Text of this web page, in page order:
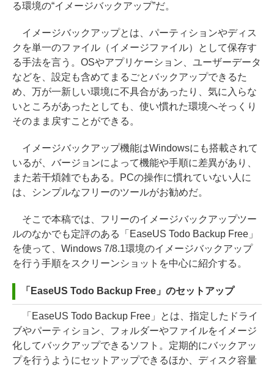
る環境の“イメージバックアップ”だ。
イメージバックアップとは、パーティションやディス
クを単一のファイル（イメージファイル）として保存す
る手法を言う。OSやアプリケーション、ユーザーデータ
などを、設定も含めてまるごとバックアップできるた
め、万が一新しい環境に不具合があったり、気に入らな
いところがあったとしても、使い慣れた環境へそっくり
そのまま戻すことができる。
イメージバックアップ機能はWindowsにも搭載されて
いるが、バージョンによって機能や手順に差異があり、
また若干煩雑でもある。PCの操作に慣れていない人に
は、シンプルなフリーのツールがお勧めだ。
そこで本稿では、フリーのイメージバックアップツー
ルのなかでも定評のある「EaseUS Todo Backup Free」
を使って、Windows 7/8.1環境のイメージバックアップ
を行う手順をスクリーンショットを中心に紹介する。
「EaseUS Todo Backup Free」のセットアップ
「EaseUS Todo Backup Free」とは、指定したドライ
ブやパーティション、フォルダーやファイルをイメージ
化してバックアップできるソフト。定期的にバックアッ
プを行うようにセットアップできるほか、ディスク容量